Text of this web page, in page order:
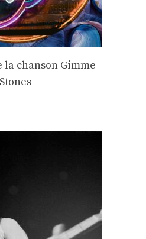
chanson Gimme